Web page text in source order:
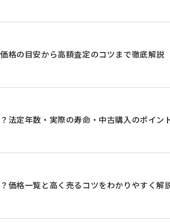
格の目安から高額査定のコツまで徹底解説
法定年数・実際の寿命・中古購入のポイン
価格一覧と高く売るコツをわかりやすく解